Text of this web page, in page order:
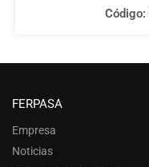
Código:
FERPASA
Empresa
Noticias